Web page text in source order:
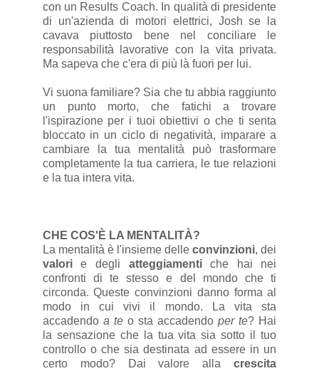
con un Results Coach. In qualità di presidente
di un'azienda di motori elettrici, Josh se la
cavava piuttosto bene nel conciliare le
responsabilità lavorative con la vita privata.
Ma sapeva che c'era di più là fuori per lui.
Vi suona familiare? Sia che tu abbia raggiunto
un punto morto, che fatichi a trovare
l'ispirazione per i tuoi obiettivi o che ti senta
bloccato in un ciclo di negatività, imparare a
cambiare la tua mentalità può trasformare
completamente la tua carriera, le tue relazioni
e la tua intera vita.
CHE COS'È LA MENTALITÀ?
La mentalità è l'insieme delleconvinzioni, dei
valorie degli atteggiamentiche hai nei
confronti di te stesso e del mondo che ti
circonda. Queste convinzioni danno forma al
modo in cui vivi il mondo. La vita sta
accadendo a teo sta accadendoper te? Hai
la sensazione che la tua vita sia sotto il tuo
controllo o che sia destinata ad essere in un
certo modo? Dai valore allacrescita